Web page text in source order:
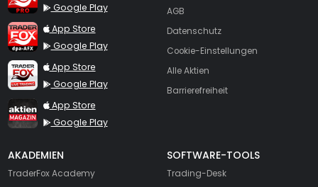
Google Play
TraderFox dpa-AFX ProFeed
App Store
Google Play
TraderFox Live Trading
App Store
Google Play
TraderFox aktien Magazin
App Store
Google Play
AGB
Datenschutz
Cookie-Einstellungen
Alle Aktien
Barrierefreiheit
AKADEMIEN
TraderFox Academy
SOFTWARE-TOOLS
Trading-Desk